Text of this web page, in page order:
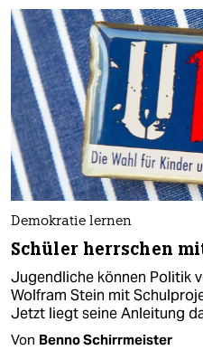
Demokratie lernen
Schüler herrschen
Jugendliche können Politik
Wolfram Stein mit
Jetzt liegt seine Anleitung
Von Benno Schirrmeister